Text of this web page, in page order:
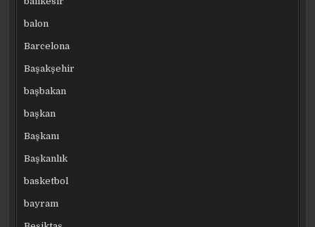
balon
Barcelona
Başakşehir
başbakan
başkan
Başkanı
Başkanlık
basketbol
bayram